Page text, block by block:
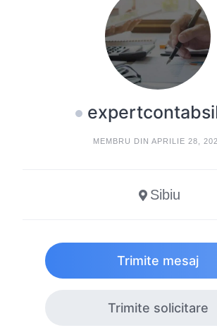
MEMBRU DIN APRILIE 28,
Sibiu
Trimite mesaj
Trimite solicitare